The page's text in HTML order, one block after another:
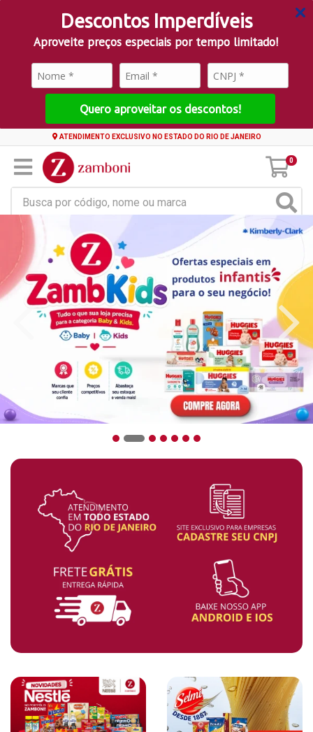
Descontos Imperdíveis
Aproveite preços especiais por tempo limitado!
Quero aproveitar os descontos!
ATENDIMENTO EXCLUSIVO NO ESTADO DO RIO DE JANEIRO
0